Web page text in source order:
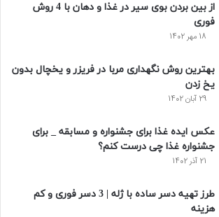
از بین بردن بوی سیر در غذا و دهان با 4 روش
فوری
18 مهر 1402
بهترین روش نگهداری مربا در فریزر و یخچال بدون
یخ زدن
29 آبان 1402
عکس ایده غذا برای جشنواره و مسابقه _ برای
جشنواره غذا چی درست کنم؟
21 آذر 1402
طرز تهیه دسر ساده با ژله | 3 دسر فوری و کم
هزینه